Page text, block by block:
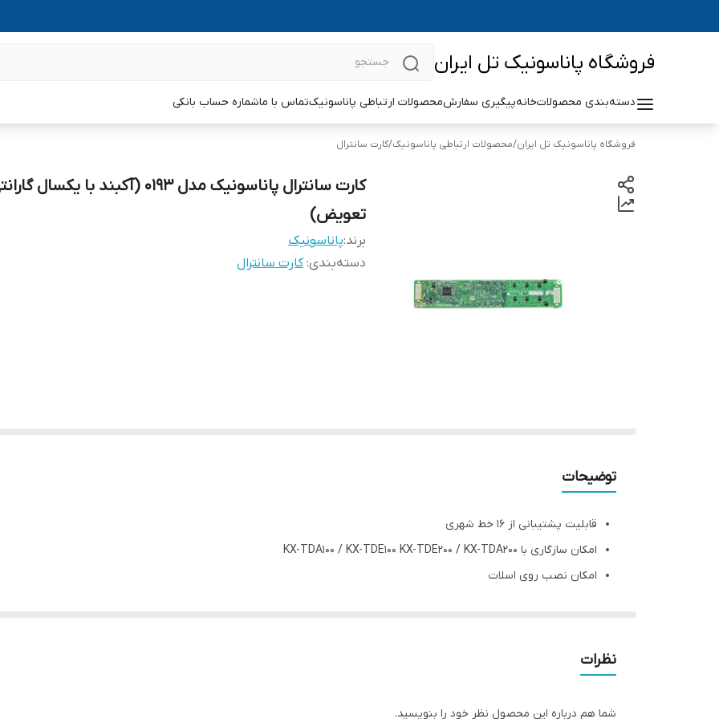
فروشگاه پاناسونیک تل ایران
دسته‌بندی محصولاتخانهپیگیری سفارشمحصولات ارتباطی پاناسونیکتماس با ماشماره حساب بانکی
فروشگاه پاناسونیک تل ایران/محصولات ارتباطی پاناسونیک/کارت سانترال
کارت سانترال پاناسونیک مدل 0193 (آکبند با یکسال
تعویض)
برند:پاناسونیک
دسته‌بندی:کارت سانترال
توضیحات
قابلیت پشتیبانی از 16 خط شهری
امکان سازگاری با KX-TDA100 / KX-TDE100 KX-TDE200 / KX-TDA200
امکان نصب روی اسلات
نظرات
شما هم درباره این محصول نظر خود را بنویسید.